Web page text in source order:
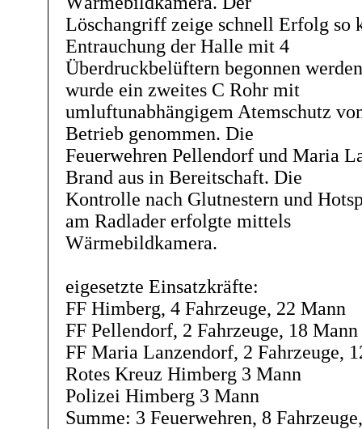
Löschangriff zeige schnell Erfolg so
Entrauchung der Halle mit 4
Überdruckbelüftern begonnen
wurde ein zweites C Rohr mit
umluftunabhängigem Atemschutz
Betrieb genommen. Die
Feuerwehren Pellendorf und Maria
Brand aus in Bereitschaft. Die
Kontrolle nach Glutnestern und
am Radlader erfolgte mittels
Wärmebildkamera.
eigesetzte Einsatzkräfte:
FF Himberg, 4 Fahrzeuge, 22 Mann
FF Pellendorf, 2 Fahrzeuge, 18 Mann
FF Maria Lanzendorf, 2 Fahrzeuge,
Rotes Kreuz Himberg 3 Mann
Polizei Himberg 3 Mann
Summe: 3 Feuerwehren, 8